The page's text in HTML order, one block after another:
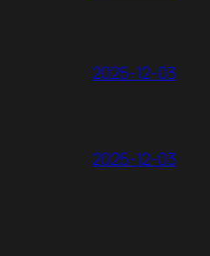
2025-12-03
2025-12-03